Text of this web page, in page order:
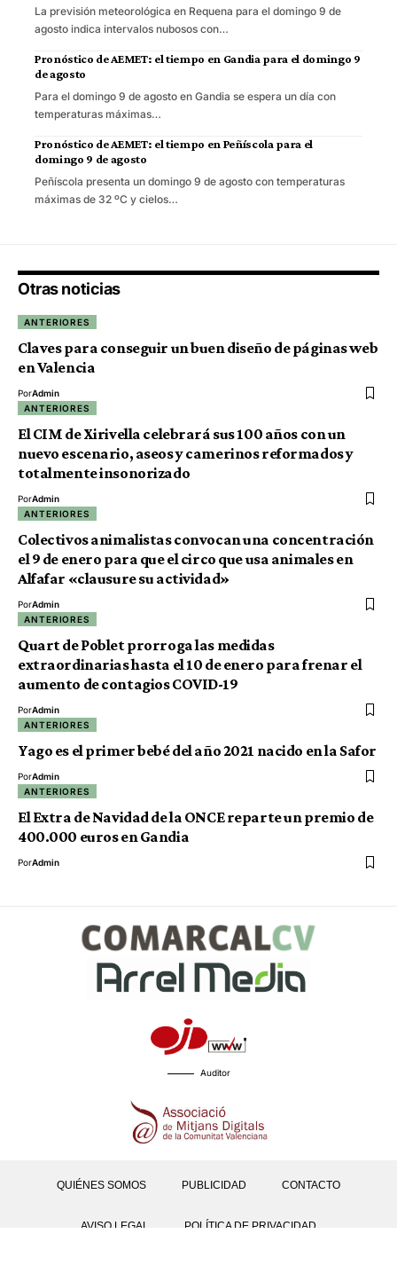
La previsión meteorológica en Requena para el domingo 9 de
agosto indica intervalos nubosos con…
Pronóstico de AEMET: el tiempo en Gandia para el domingo 9
de agosto
Para el domingo 9 de agosto en Gandia se espera un día con
temperaturas máximas…
Pronóstico de AEMET: el tiempo en Peñíscola para el
domingo 9 de agosto
Peñíscola presenta un domingo 9 de agosto con temperaturas
máximas de 32 ºC y cielos…
Otras noticias
ANTERIORES
Claves para conseguir un buen diseño de páginas web
en Valencia
PorAdmin
ANTERIORES
El CIM de Xirivella celebrará sus 100 años con un
nuevo escenario, aseos y camerinos reformados y
totalmente insonorizado
PorAdmin
ANTERIORES
Colectivos animalistas convocan una concentración
el 9 de enero para que el circo que usa animales en
Alfafar «clausure su actividad»
PorAdmin
ANTERIORES
Quart de Poblet prorroga las medidas
extraordinarias hasta el 10 de enero para frenar el
aumento de contagios COVID-19
PorAdmin
ANTERIORES
Yago es el primer bebé del año 2021 nacido en la Safor
PorAdmin
ANTERIORES
El Extra de Navidad de la ONCE reparte un premio de
400.000 euros en Gandia
PorAdmin
Auditor
QUIÉNES SOMOS PUBLICIDAD CONTACTO
AVISO LEGAL POLÍTICA DE PRIVACIDAD